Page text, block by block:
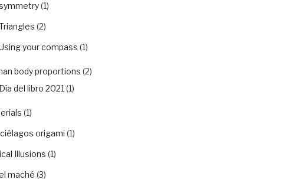
(1)
(2)
your compass (1)
body proportions (2)
Día del libro 2021 (1)
(1)
origami (1)
Illusions (1)
maché (3)